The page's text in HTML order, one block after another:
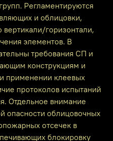
Регламентируются
и облицовки,
горизонтали,
элементов. В
требования СП и
конструкциям и
применении клеевых
протоколов испытаний
Отдельное внимание
опасности облицовочных
отсечек в
блокировку